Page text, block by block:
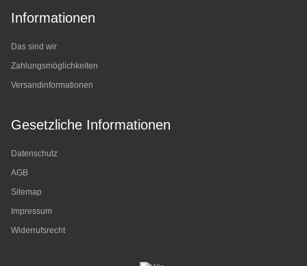
Informationen
Das sind wir
Zahlungsmöglichkeiten
Versandinformationen
Gesetzliche Informationen
Datenschutz
AGB
Sitemap
Impressum
Widerrufsrecht